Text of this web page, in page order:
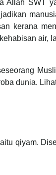
Allah SWT
kerana
air,
dunia.
qiyam.